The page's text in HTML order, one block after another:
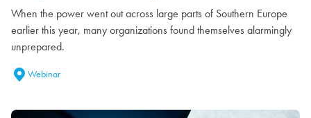
When the power went out across large parts of Southern Europe
earlier this year, many organizations found themselves alarmingly
unprepared.
Webinar